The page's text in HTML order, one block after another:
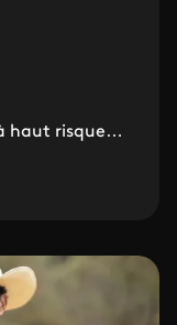
haut risque…